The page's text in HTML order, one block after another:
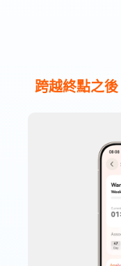
跨越終點之⁠後